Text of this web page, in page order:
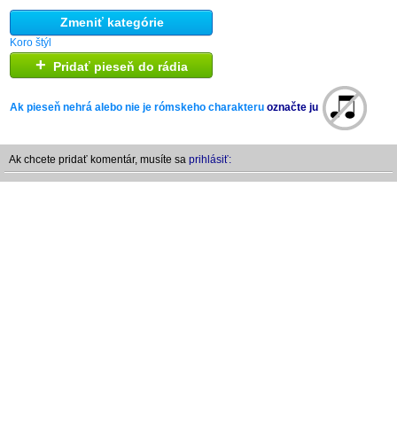
Zmeniť kategórie
Koro štýl
+ Pridať pieseň do rádia
Ak pieseň nehrá alebo nie je rómskeho charakteru označte ju
Ak chcete pridať komentár, musíte sa prihlásiť: